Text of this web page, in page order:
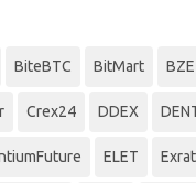
BiteBTC BitMart BZE
Crex24 DDEX
ELET